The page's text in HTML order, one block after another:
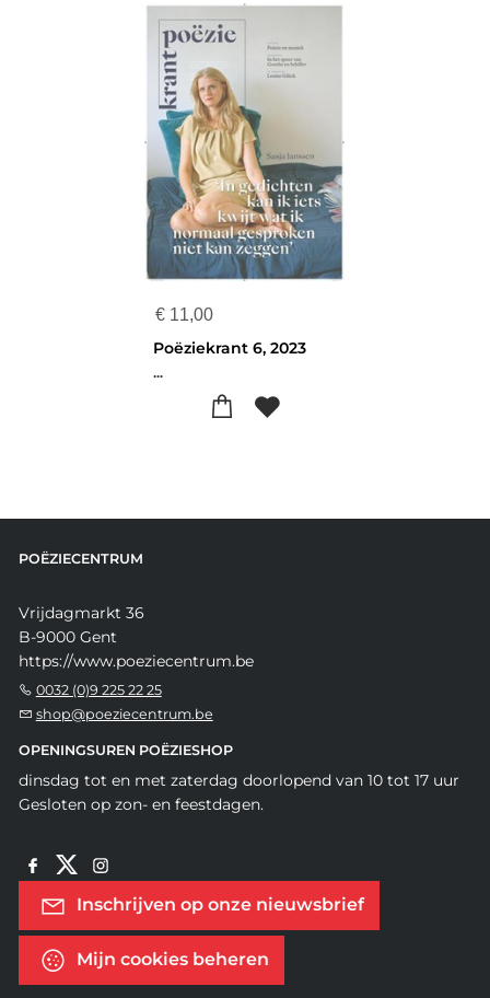
€ 11,00
Poëziekrant 6, 2023
...
POËZIECENTRUM
Vrijdagmarkt 36
B-9000 Gent
https://www.poeziecentrum.be
0032 (0)9 225 22 25
shop@poeziecentrum.be
OPENINGSUREN POËZIESHOP
dinsdag tot en met zaterdag doorlopend van 10 tot 17 uur
Gesloten op zon- en feestdagen.
Inschrijven op onze nieuwsbrief
Mijn cookies beheren